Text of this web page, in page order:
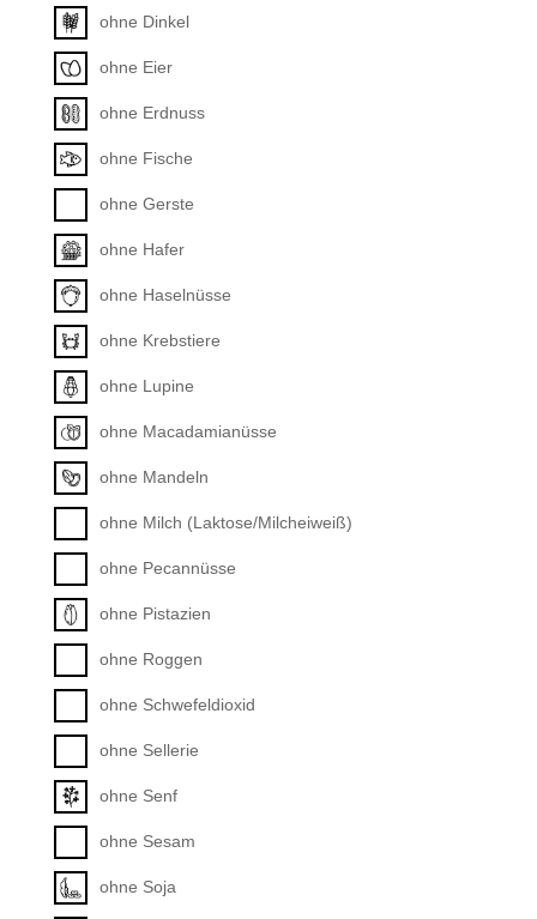
ohne Dinkel
ohne Eier
ohne Erdnuss
ohne Fische
ohne Gerste
ohne Hafer
ohne Haselnüsse
ohne Krebstiere
ohne Lupine
ohne Macadamianüsse
ohne Mandeln
ohne Milch (Laktose/Milcheiweiß)
ohne Pecannüsse
ohne Pistazien
ohne Roggen
ohne Schwefeldioxid
ohne Sellerie
ohne Senf
ohne Sesam
ohne Soja